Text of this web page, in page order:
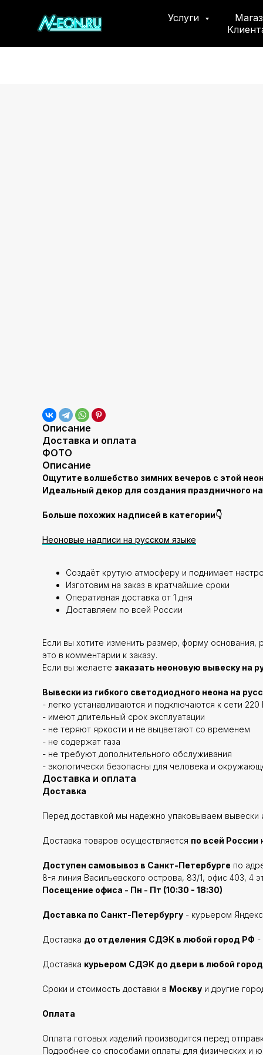
Услуги
Описание
Доставка и оплата
ФОТО
Описание
Ощутите волшебство зимних вечеров с этой
Идеальный декор для создания праздничного
Больше похожих надписей в категории👇
Неоновые надписи на русском языке
Создаёт крутую атмосферу и поднимает
Изготовим на заказ в кратчайшие сроки
Оперативная доставка от 1 дня
Доставляем по всей России
Если вы хотите изменить размер, форму основания,
это в комментарии к заказу.
Если вы желаете заказать неоновую вывеску на
Вывески из гибкого светодиодного неона на
- легко устанавливаются и подключаются к сети 220
- имеют длительный срок эксплуатации
- не теряют яркости и не выцветают со временем
- не содержат газа
- не требуют дополнительного обслуживания
- экологически безопасны для человека и
Доставка и оплата
Доставка
Перед доставкой мы надежно упаковываем
Доставка товаров осуществляется по всей России
Доступен самовывоз в Санкт-Петербурге по
8-я линия Васильевского острова, 83/1, офис 403, 4
Посещение офиса - Пн - Пт (10:30 - 18:30)
Доставка по Санкт-Петербургу - курьером
Доставка до отделения СДЭК в любой город РФ -
Доставка курьером СДЭК до двери в любой
Сроки и стоимость доставки в Москву и другие
Оплата
Оплата готовых изделий производится перед
Подробнее со способами оплаты для физических и